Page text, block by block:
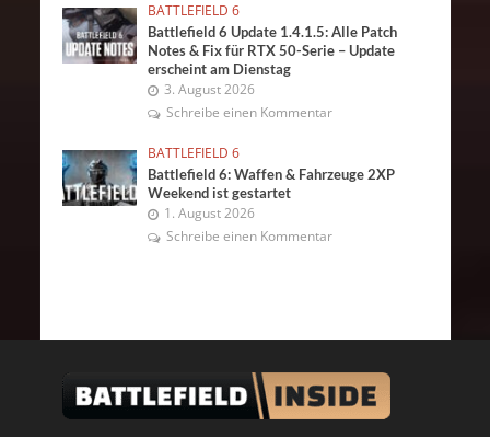
BATTLEFIELD 6
Battlefield 6 Update 1.4.1.5: Alle Patch
Notes & Fix für RTX 50-Serie – Update
erscheint am Dienstag
3. August 2026
Schreibe einen Kommentar
BATTLEFIELD 6
Battlefield 6: Waffen & Fahrzeuge 2XP
Weekend ist gestartet
1. August 2026
Schreibe einen Kommentar